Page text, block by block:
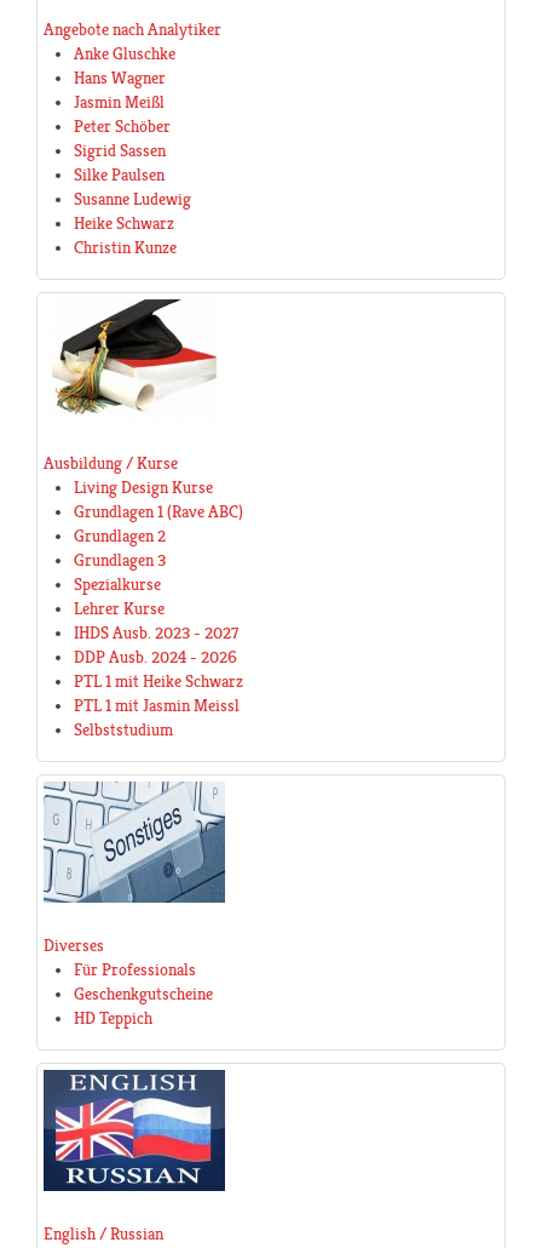
Angebote nach Analytiker
Anke Gluschke
Hans Wagner
Jasmin Meißl
Peter Schöber
Sigrid Sassen
Silke Paulsen
Susanne Ludewig
Heike Schwarz
Christin Kunze
Ausbildung / Kurse
Living Design Kurse
Grundlagen 1 (Rave ABC)
Grundlagen 2
Grundlagen 3
Spezialkurse
Lehrer Kurse
IHDS Ausb. 2023 - 2027
DDP Ausb. 2024 - 2026
PTL 1 mit Heike Schwarz
PTL 1 mit Jasmin Meissl
Selbststudium
Diverses
Für Professionals
Geschenkgutscheine
HD Teppich
English / Russian